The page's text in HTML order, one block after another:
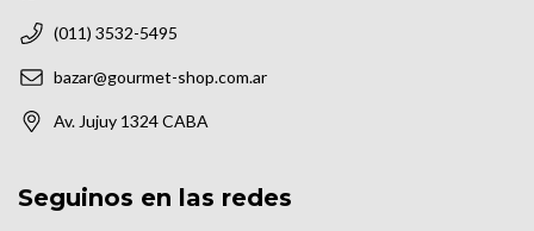
(011) 3532-5495
bazar@gourmet-shop.com.ar
Av. Jujuy 1324 CABA
Seguinos en las redes